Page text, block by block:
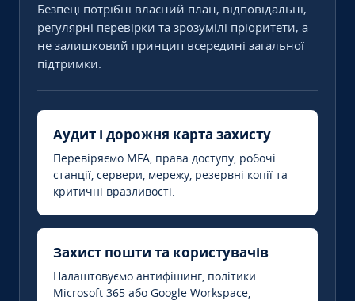
Безпеці потрібні власний план, відповідальні,
регулярні перевірки та зрозумілі пріоритети, а
не залишковий принцип всередині загальної
підтримки.
Аудит і дорожня карта захисту
Перевіряємо MFA, права доступу, робочі
станції, сервери, мережу, резервні копії та
критичні вразливості.
Захист пошти та користувачів
Налаштовуємо антифішинг, політики
Microsoft 365 або Google Workspace,